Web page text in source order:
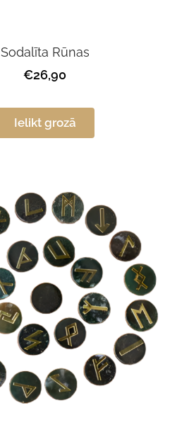
Sodalīta Rūnas
€26,90
Ielikt grozā